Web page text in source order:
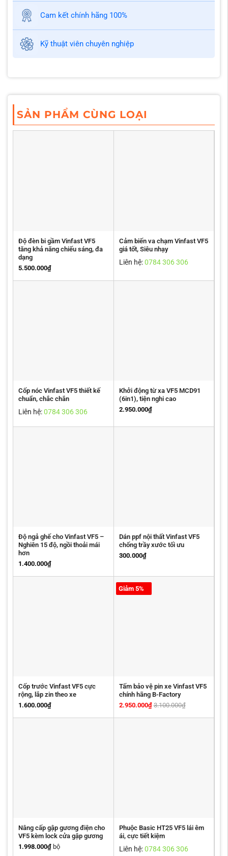
Cam kết chính hãng 100%
Kỹ thuật viên chuyên nghiệp
SẢN PHẨM CÙNG LOẠI
Độ đèn bi gầm Vinfast VF5
tăng khả năng chiếu sáng, đa
dạng
5.500.000₫
Cảm biến va chạm Vinfast VF5
giá tốt, Siêu nhạy
Liên hệ:0784 306 306
Cốp nóc Vinfast VF5 thiết kế
chuẩn, chắc chắn
Liên hệ:0784 306 306
Khởi động từ xa VF5 MCD91
(6in1), tiện nghi cao
2.950.000₫
Độ ngả ghế cho Vinfast VF5 –
Nghiên 15 độ, ngồi thoải mái
hơn
1.400.000₫
Dán ppf nội thất Vinfast VF5
chống trầy xước tối ưu
300.000₫
Cốp trước Vinfast VF5 cực
rộng, lắp zin theo xe
1.600.000₫
Giảm 5%
Tấm bảo vệ pin xe Vinfast VF5
chính hãng B-Factory
2.950.000₫ 3.100.000₫
Nâng cấp gập gương điện cho
VF5 kèm lock cửa gập gương
1.998.000₫ bộ
Phuộc Basic HT25 VF5 lái êm
ái, cực tiết kiệm
Liên hệ:0784 306 306